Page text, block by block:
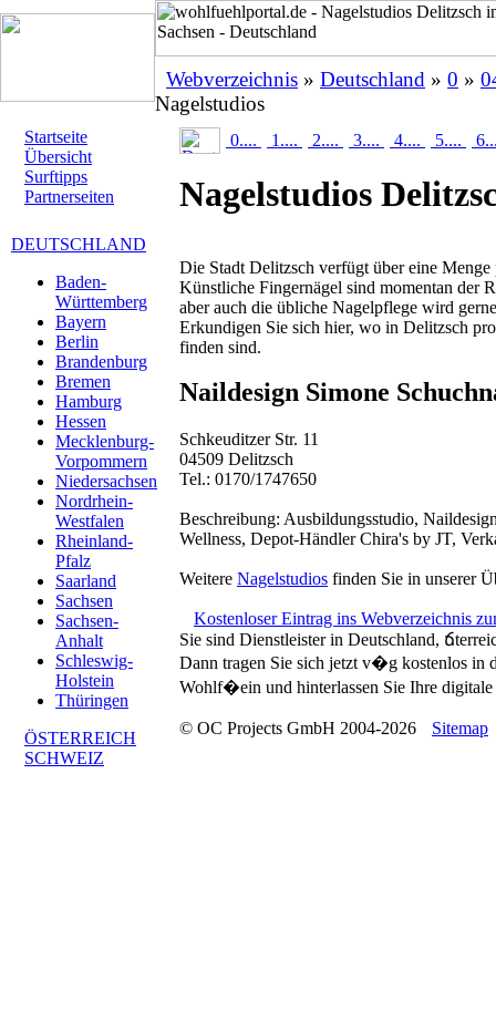
Webverzeichnis » Deutschland » 0 »
Nagelstudios
Startseite
Übersicht
Surftipps
Partnerseiten
DEUTSCHLAND
Baden-
Württemberg
Bayern
Berlin
Brandenburg
Bremen
Hamburg
Hessen
Mecklenburg-
Vorpommern
Niedersachsen
Nordrhein-
Westfalen
Rheinland-
Pfalz
Saarland
Sachsen
Sachsen-
Anhalt
Schleswig-
Holstein
Thüringen
ÖSTERREICH
SCHWEIZ
0.... 1.... 2.... 3.... 4.... 5....
Nagelstudios
Die Stadt Delitzsch verfügt über eine
Künstliche Fingernägel sind momentan der
aber auch die übliche Nagelpflege wird
Erkundigen Sie sich hier, wo in Delitzsch
finden sind.
Naildesign Simone
Schkeuditzer Str. 11
04509 Delitzsch
Tel.: 0170/1747650
Beschreibung: Ausbildungsstudio,
Wellness, Depot-Händler Chira's by JT,
Weitere Nagelstudios finden Sie in unserer
Kostenloser Eintrag ins Webverzeichnis
Sie sind Dienstleister in Deutschland,
Dann tragen Sie sich jetzt v�g kostenlos in
Wohlf�ein und hinterlassen Sie Ihre
© OC Projects GmbH 2004-2026 Sitemap